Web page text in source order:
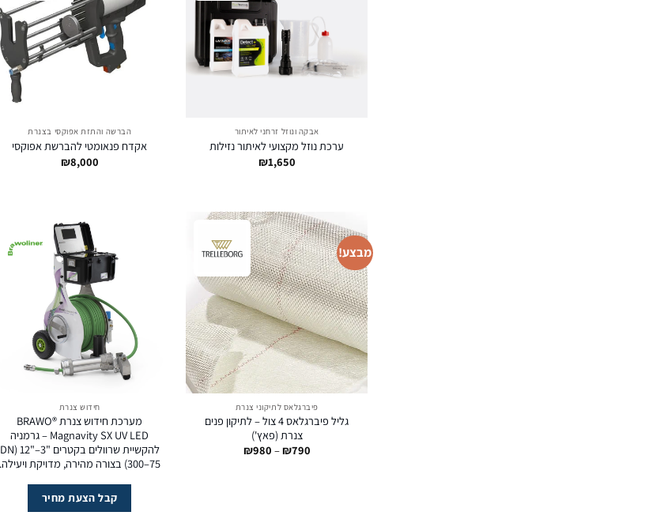
אבקה ונוזל זרחני לאיתור
ערכת נוזל מקצועי לאיתור נזילות
₪1,650
הברשה והתזת אפוקסי בצנרת
אקדח פנאומטי להברשת אפוקסי
₪8,000
מבצע!
פיברגלאס לתיקוני צנרת
גליל פיברגלאס 4 צול – לתיקון פנים
צנרת (פאץ')
₪790
–
₪980 טווח
חידוש צנרת
מערכת חידוש צנרת BRAWO®
Magnavity SX UV LED – גרמניה
להקשיית שרוולים בקטרים "3–"12 (DN
300–75) בצורה מהירה, מדויקת ויעילה.
קבל הצעת מחיר